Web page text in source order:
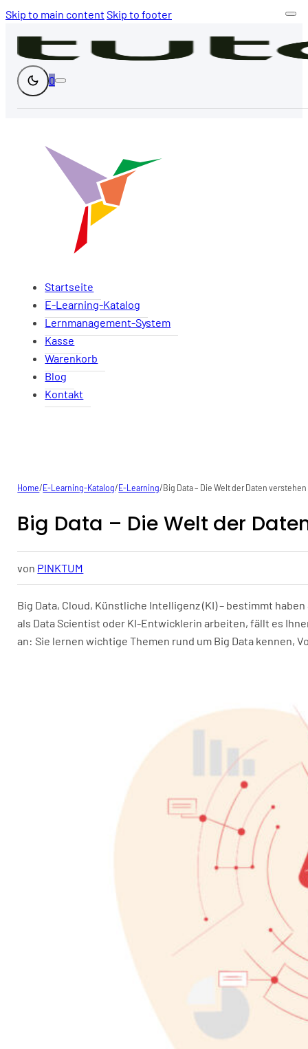
Skip to main content Skip to footer
0
Startseite
E-Learning-Katalog
Lernmanagement-System
Kasse
Warenkorb
Blog
Kontakt
Home/ E-Learning-Katalog/ E-Learning/ Big Data – Die Welt der Daten verstehen
Big Data – Die Welt der
von PINKTUM
Big Data, Cloud, Künstliche Intelligenz (KI) – bestimmt
als Data Scientist oder KI-Entwicklerin arbeiten, fällt es
an: Sie lernen wichtige Themen rund um Big Data kennen,